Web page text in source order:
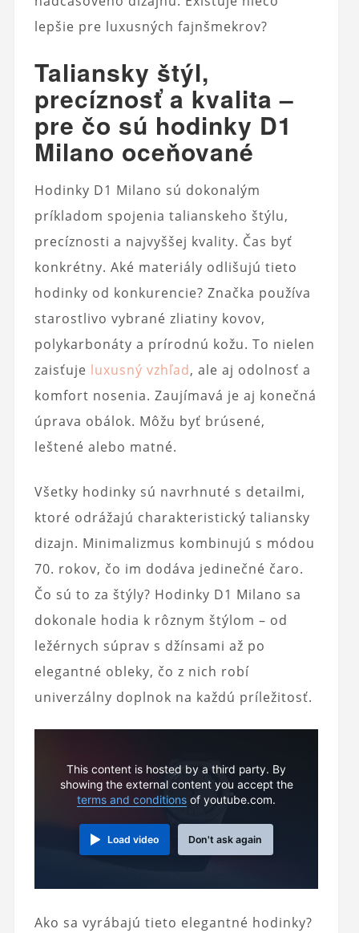
lepšie pre luxusných fajnšmekrov?
Taliansky štýl,
precíznosť a kvalita –
pre čo sú hodinky D1
Milano oceňované
Hodinky D1 Milano sú dokonalým
príkladom spojenia talianskeho štýlu,
precíznosti a najvyššej kvality. Čas byť
konkrétny. Aké materiály odlišujú tieto
hodinky od konkurencie? Značka používa
starostlivo vybrané zliatiny kovov,
polykarbonáty a prírodnú kožu. To nielen
zaisťuje luxusný vzhľad, ale aj odolnosť a
komfort nosenia. Zaujímavá je aj konečná
úprava obálok. Môžu byť brúsené,
leštené alebo matné.
Všetky hodinky sú navrhnuté s detailmi,
ktoré odrážajú charakteristický taliansky
dizajn. Minimalizmus kombinujú s módou
70. rokov, čo im dodáva jedinečné čaro.
Čo sú to za štýly? Hodinky D1 Milano sa
dokonale hodia k rôznym štýlom – od
ležérnych súprav s džínsami až po
elegantné obleky, čo z nich robí
univerzálny doplnok na každú príležitosť.
This content is hosted by a third party. By
showing the external content you accept the
terms and conditions of youtube.com.
Load video Don't ask again
Ako sa vyrábajú tieto elegantné hodinky?